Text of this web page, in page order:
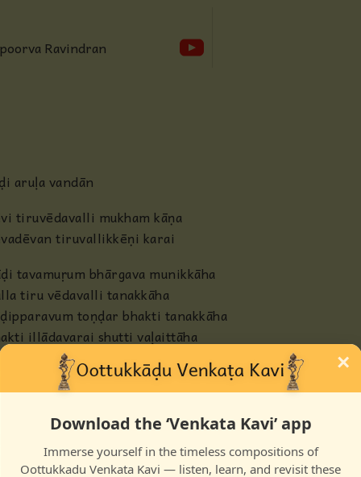
Ravindran
aruḷa vandān
tiruvēdavalli mukham kāṇa
tiruvallikkēṇi karai
tavamuṛum bhārgava munikkāha
tiru vēdavalli tanakkāha
toṇḍar bhakti tanakkāha
illādavarai shutti vaḷaittāha
manadaṛindoru kaṇam pādamalariṇaiyum
paṭṛiya tava nilaiyadu munam oṇṇāda nilai peṛum
tannaik kāṭṭi koḍukka vanda
muni nāradaraik kāṇa vandānō
valai virittu kattu māṭṭaiyum vaittu
×
Download the ‘Venkata Kavi’ app
Immerse yourself in the timeless compositions of
Oottukkadu Venkata Kavi — listen, learn, and revisit these